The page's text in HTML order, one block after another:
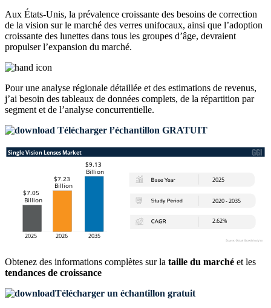
Aux États-Unis, la prévalence croissante des besoins de correction
de la vision sur le marché des verres unifocaux, ainsi que l’adoption
croissante des lunettes dans tous les groupes d’âge, devraient
propulser l’expansion du marché.
Pour une analyse régionale détaillée et des estimations de revenus,
j’ai besoin des tableaux de données complets, de la répartition par
segment et de l’analyse concurrentielle.
Télécharger l’échantillon GRATUIT
Obtenez des informations complètes sur la taille du marché et les
tendances de croissance
Télécharger un échantillon gratuit